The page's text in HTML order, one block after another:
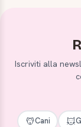
Iscriviti alla
Cani